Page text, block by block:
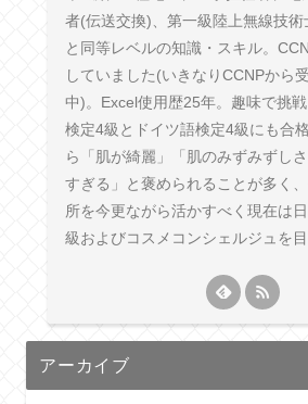
者(伝送交換)、第一級陸上無線技
と同等レベルの知識・スキル。
していました(いきなりCCNPから
中)。Excel使用歴25年。趣味で挑
検定4級とドイツ語検定4級にも合
ら「肌が綺麗」「肌のみずみずし
すぎる」と褒められることが多く
所を今更ながら活かすべく現在は
級およびコスメコンシェルジュを目
アーカイブ